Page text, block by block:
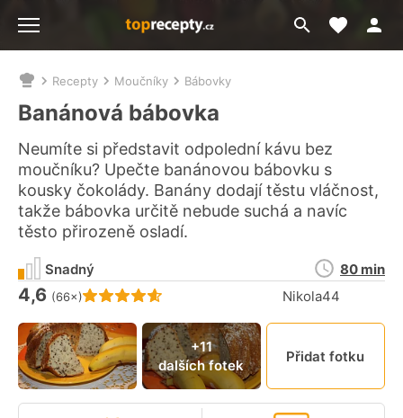
Přejít
na
Moje
Nacházíte
se
zde:
Recepty Moučníky Bábovky
Banánová bábovka
Neumíte si představit odpolední kávu bez
moučníku? Upečte banánovou bábovku s
kousky čokolády. Banány dodají těstu vláčnost,
takže bábovka určitě nebude suchá a navíc
těsto přirozeně osladí.
Hodnocení receptu je
4,6 (66×) Nikola44
Snadný
Doba
80 min
+11
dalších fotek
Přidat fotku